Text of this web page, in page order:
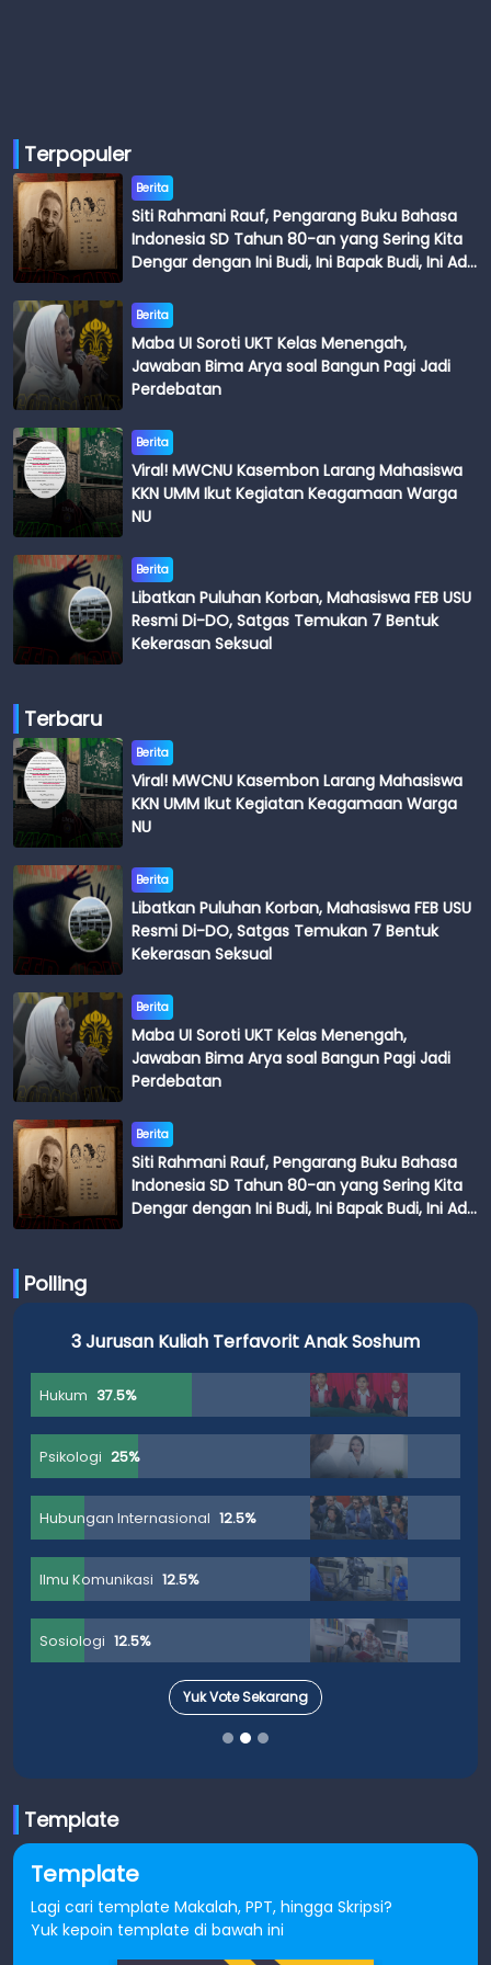
Terpopuler
Berita
Siti Rahmani Rauf, Pengarang Buku Bahasa
Indonesia SD Tahun 80-an yang Sering Kita
Dengar dengan Ini Budi, Ini Bapak Budi, Ini Adik
Berita
Maba UI Soroti UKT Kelas Menengah,
Jawaban Bima Arya soal Bangun Pagi Jadi
Perdebatan
Berita
Viral! MWCNU Kasembon Larang Mahasiswa
KKN UMM Ikut Kegiatan Keagamaan Warga
NU
Berita
Libatkan Puluhan Korban, Mahasiswa FEB USU
Resmi Di-DO, Satgas Temukan 7 Bentuk
Kekerasan Seksual
Terbaru
Berita
Viral! MWCNU Kasembon Larang Mahasiswa
KKN UMM Ikut Kegiatan Keagamaan Warga
NU
Berita
Libatkan Puluhan Korban, Mahasiswa FEB USU
Resmi Di-DO, Satgas Temukan 7 Bentuk
Kekerasan Seksual
Berita
Maba UI Soroti UKT Kelas Menengah,
Jawaban Bima Arya soal Bangun Pagi Jadi
Perdebatan
Berita
Siti Rahmani Rauf, Pengarang Buku Bahasa
Indonesia SD Tahun 80-an yang Sering Kita
Dengar dengan Ini Budi, Ini Bapak Budi, Ini Adik
Polling
3 Jurusan Kuliah Terfavorit Anak Soshum
Hukum 37.5%
Psikologi 25%
Hubungan Internasional 12.5%
Ilmu Komunikasi 12.5%
Sosiologi 12.5%
Yuk Vote Sekarang
Template
Template
Lagi cari template Makalah, PPT, hingga Skripsi?
Yuk kepoin template di bawah ini